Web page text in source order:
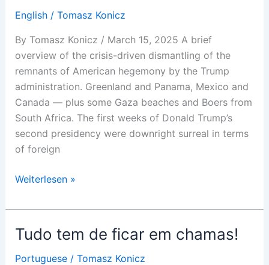
English/ Tomasz Konicz
By Tomasz Konicz / March 15, 2025 A brief
overview of the crisis-driven dismantling of the
remnants of American hegemony by the Trump
administration. Greenland and Panama, Mexico and
Canada — plus some Gaza beaches and Boers from
South Africa. The first weeks of Donald Trump’s
second presidency were downright surreal in terms
of foreign
Everything
burn!
Weiterlesen »
Tudo tem de ficar em chamas!
Portuguese/ Tomasz Konicz